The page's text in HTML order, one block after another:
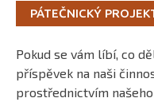
PÁTEČNICKÝ
Pokud se vám líbí, co
příspěvek na naši
prostřednictvím